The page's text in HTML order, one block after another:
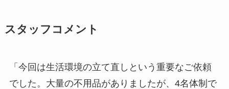
スタッフコメント
「今回は生活環境の立て直しという重要なご依頼
でした。大量の不用品がありましたが、4名体制で